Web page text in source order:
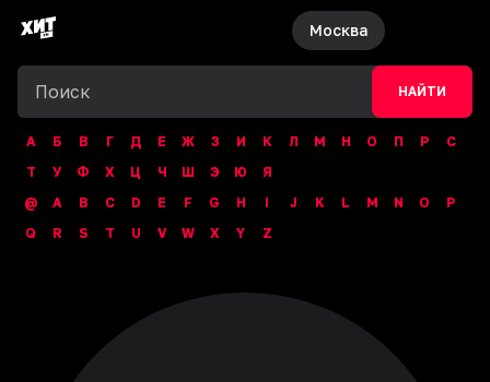
Москва
НАЙТИ
А Б В Г Д Е Ж З И К Л М Н О П Р
С
Т
У Ф Х Ц Ч Ш Э Ю
Я
@
A B C D E F G H I J K L M N O
P
Q
R S T U V W X Y Z